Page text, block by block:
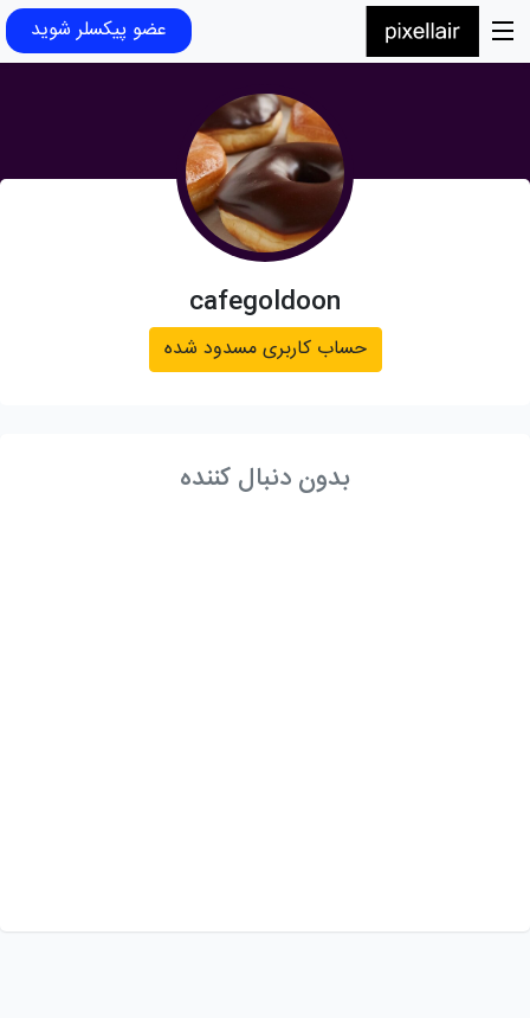
عضو پیکسلر شوید
cafegoldoon
حساب کاربری مسدود شده
بدون دنبال کننده